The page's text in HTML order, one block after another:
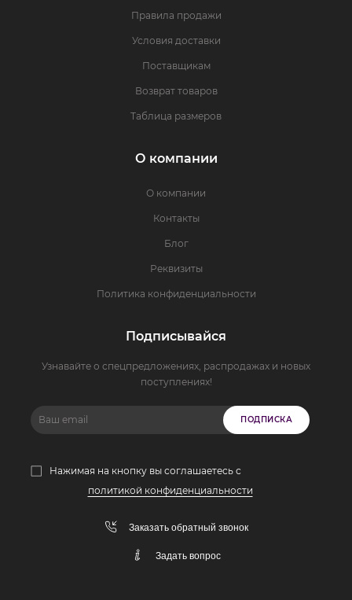
Правила продажи
Условия доставки
Поставщикам
Возврат товаров
Таблица размеров
О компании
О компании
Контакты
Блог
Реквизиты
Политика конфиденциальности
Подписывайся
Узнавайте о спецпредложениях, распродажах и новых
поступлениях!
ПОДПИСКА
Нажимая на кнопку вы соглашаетесь с
политикой конфиденциальности
Заказать обратный звонок
Задать вопрос